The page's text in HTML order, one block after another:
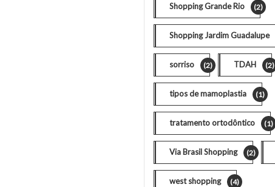
Shopping Grande Rio (2)
Shopping Jardim Guadalupe
sorriso (2) TDAH (2)
tipos de mamoplastia (1)
tratamento ortodôntico (1)
Via Brasil Shopping (2)
west shopping (4)